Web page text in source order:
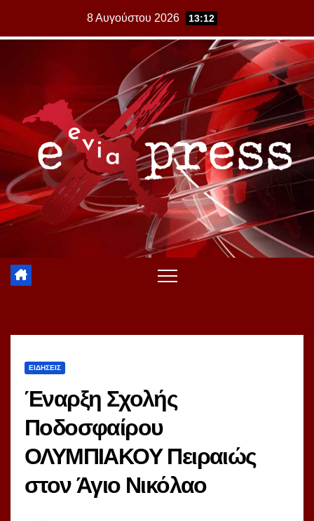
8 Αυγούστου 2026 13:12
ΕΙΔΗΣΕΙΣ
Έναρξη Σχολής
Ποδοσφαίρου
ΟΛΥΜΠΙΑΚΟΥ Πειραιώς
στον Άγιο Νικόλαο